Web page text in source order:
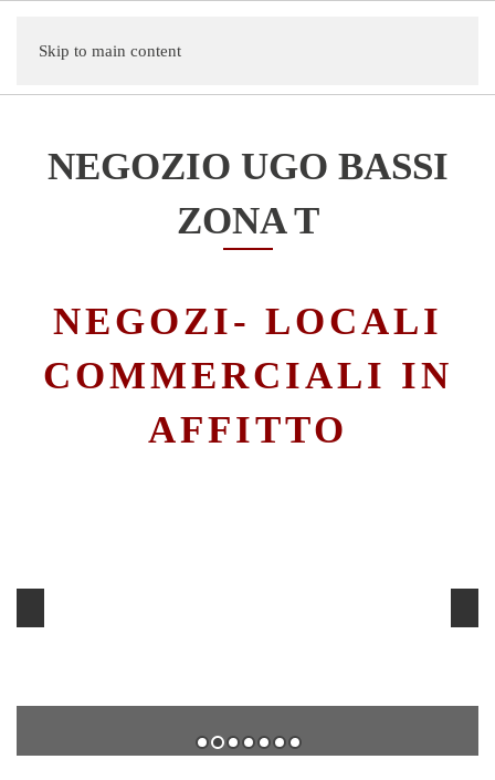
Skip to main content
NEGOZIO UGO BASSI
ZONA T
NEGOZI- LOCALI
COMMERCIALI IN
AFFITTO